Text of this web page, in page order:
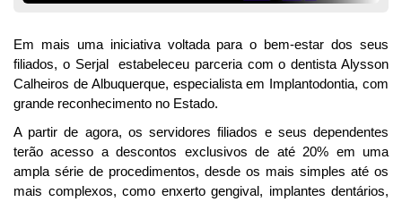
Em mais uma iniciativa voltada para o bem-estar dos seus
filiados, o Serjal estabeleceu parceria com o dentista Alysson
Calheiros de Albuquerque, especialista em Implantodontia, com
grande reconhecimento no Estado.
A partir de agora, os servidores filiados e seus dependentes
terão acesso a descontos exclusivos de até 20% em uma
ampla série de procedimentos, desde os mais simples até os
mais complexos, como enxerto gengival, implantes dentários,